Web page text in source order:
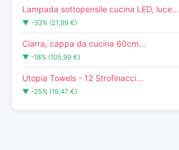
Lampada sottopensile cucina LED, luce…
▼ -33% (21,99 €)
Ciarra, cappa da cucina 60cm…
▼ -18% (105,99 €)
Utopia Towels - 12 Strofinacci…
▼ -25% (19,47 €)